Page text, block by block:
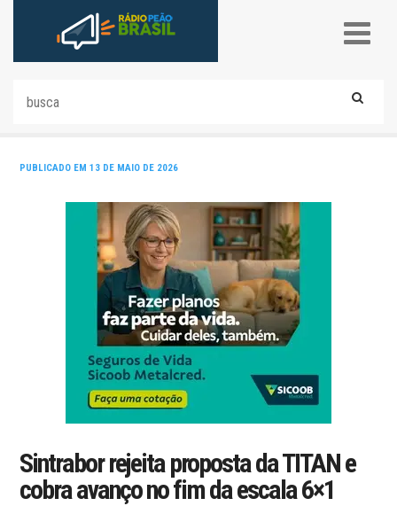
PUBLICADO EM 13 DE MAIO DE 2026
Sintrabor rejeita proposta da TITAN e
cobra avanço no fim da escala 6×1